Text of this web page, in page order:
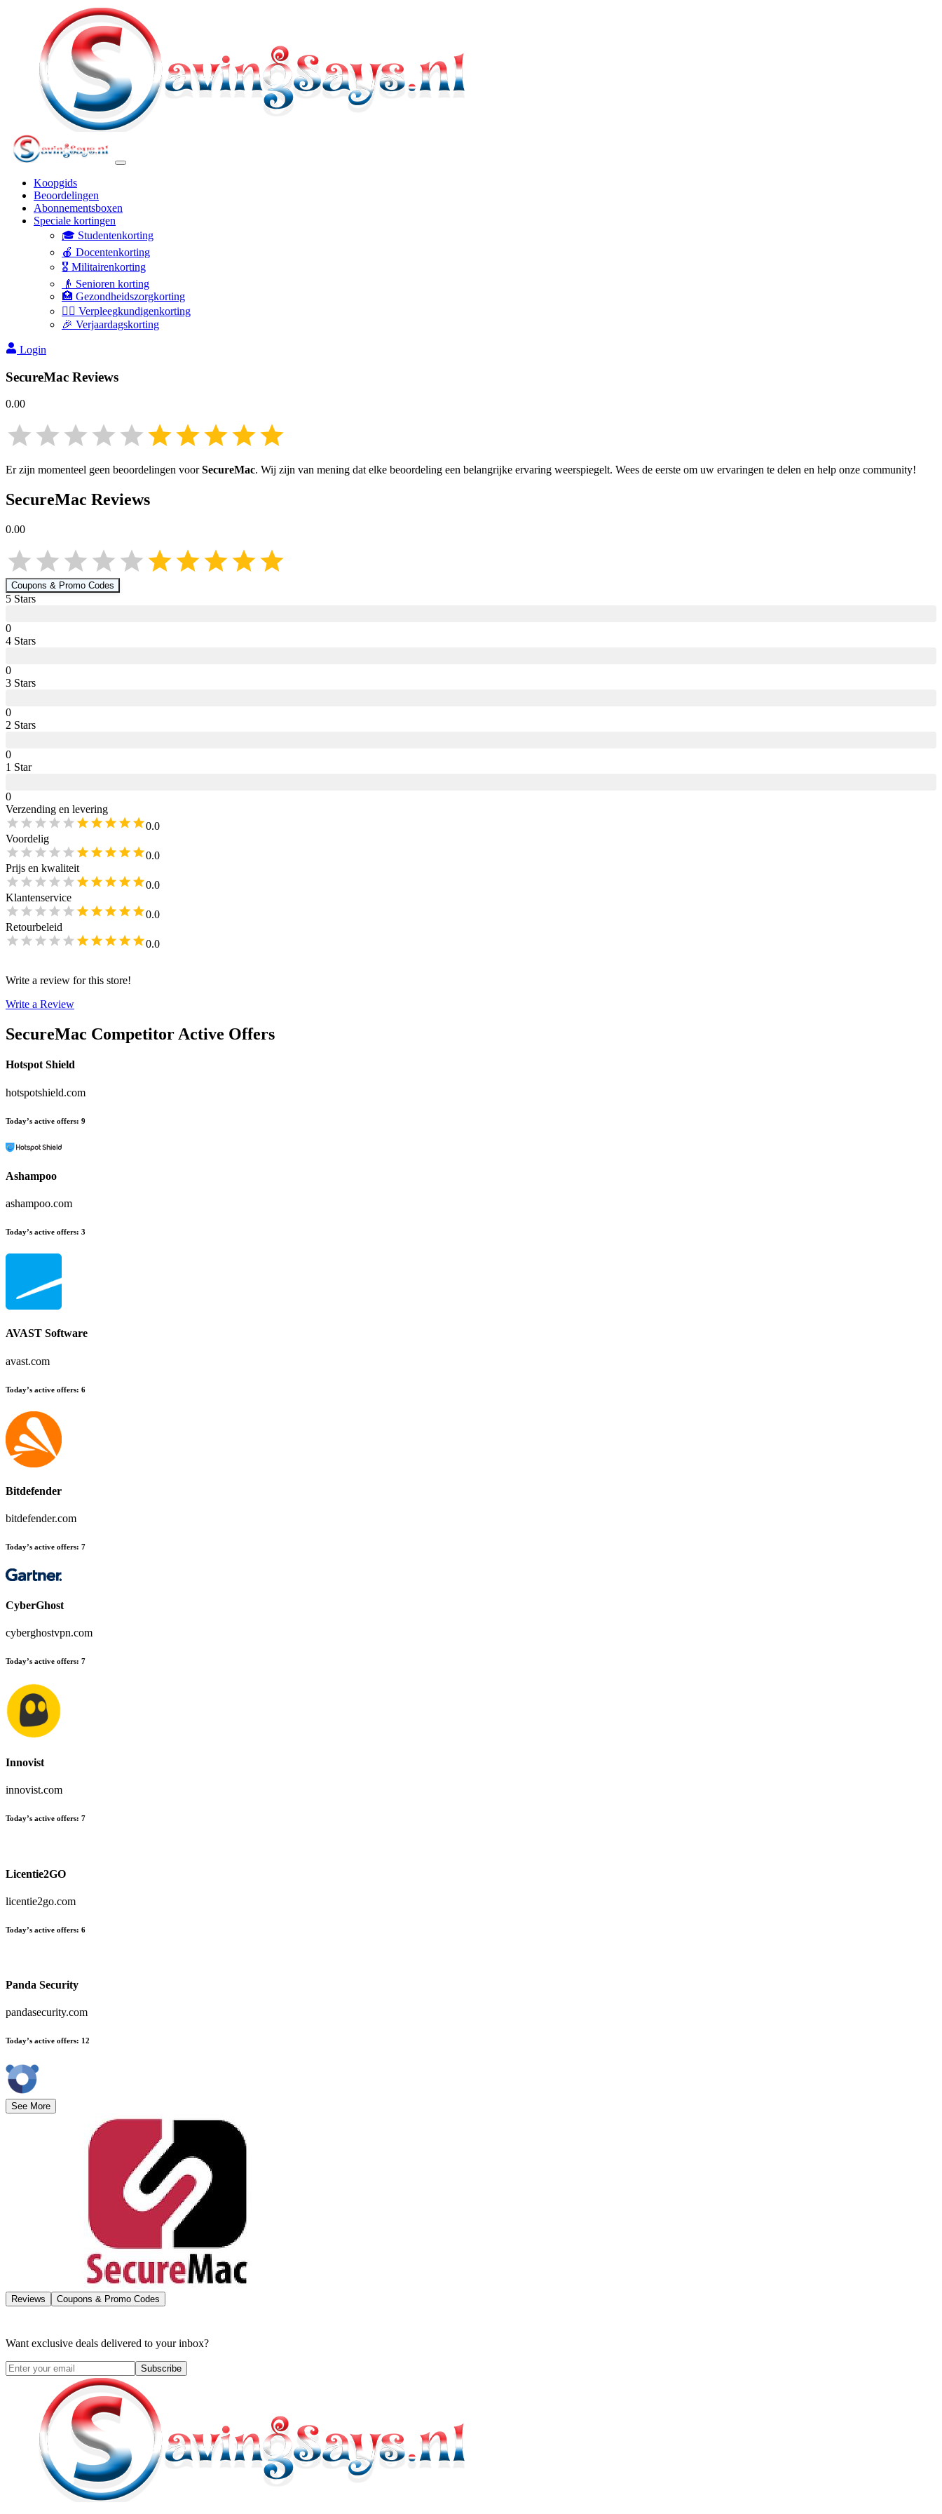
Koopgids
Beoordelingen
Abonnementsboxen
Speciale kortingen
🎓 Studentenkorting
🍎 Docentenkorting
🎖️ Militairenkorting
👴 Senioren korting
🏥 Gezondheidszorgkorting
👩‍⚕️ Verpleegkundigenkorting
🎉 Verjaardagskorting
Login
SecureMac Reviews
0.00
Er zijn momenteel geen beoordelingen voorSecureMac. Wij zijn van mening dat elke beoordeling een belangrijke ervaring weerspiegelt. Wees de eerste om uw ervaringen te delen en help onze community!
SecureMac Reviews
0.00
Coupons & Promo Codes
5 Stars
0
4 Stars
0
3 Stars
0
2 Stars
0
1 Star
0
Verzending en levering
0.0
Voordelig
0.0
Prijs en kwaliteit
0.0
Klantenservice
0.0
Retourbeleid
0.0
Write a review for this store!
Write a Review
SecureMac Competitor Active Offers
Hotspot Shield
hotspotshield.com
Today’s active offers: 9
Ashampoo
ashampoo.com
Today’s active offers: 3
AVAST Software
avast.com
Today’s active offers: 6
Bitdefender
bitdefender.com
Today’s active offers: 7
CyberGhost
cyberghostvpn.com
Today’s active offers: 7
Innovist
innovist.com
Today’s active offers: 7
Licentie2GO
licentie2go.com
Today’s active offers: 6
Panda Security
pandasecurity.com
Today’s active offers: 12
See More
Reviews Coupons & Promo Codes
Want exclusive deals delivered to your inbox?
Subscribe